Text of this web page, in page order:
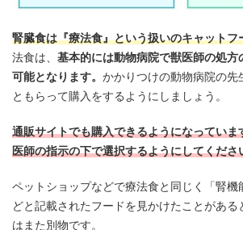
腎臓食は『療法食』という扱いのキャットフ
法食は、 基本的には動物病院で獣医師の処方
可能となります。 かかりつけの動物病院の先
ともらって購入をするようにしましょう。
通販サイトでも購入できるようになっていま
医師の指示の下で選択するようにしてくださ
ペットショップなどで療法食と同じく「腎機
どと記載されたフードを見かけたことがあ
はまた別物です。